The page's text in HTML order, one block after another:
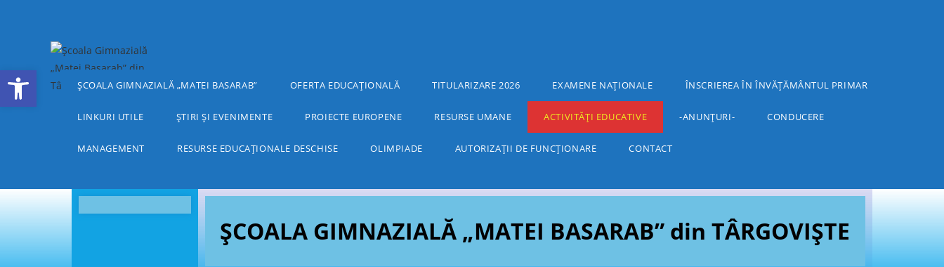
ȘCOALA GIMNAZIALĂ „MATEI BASARAB” OFERTA EDUCAȚIONALĂ TITULARIZARE 2026 EXAMENE NAȚIONALE ÎNSCRIEREA ÎN ÎNVĂȚĂMÂNTUL PRIMAR
LINKURI UTILE ȘTIRI ȘI EVENIMENTE PROIECTE EUROPENE RESURSE UMANE ACTIVITĂȚI EDUCATIVE -ANUNȚURI- CONDUCERE
MANAGEMENT RESURSE EDUCAȚIONALE DESCHISE OLIMPIADE AUTORIZAȚII DE FUNCȚIONARE CONTACT
ȘCOALA GIMNAZIALĂ „MATEI BASARAB” din TÂRGOVIȘTE
Deschide bara de unelte